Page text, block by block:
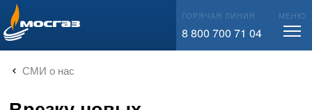
info@mos-gaz.ru ГОРЯЧАЯ ЛИНИЯ
8 800 700 71 04
МЕНЮ
СМИ о нас